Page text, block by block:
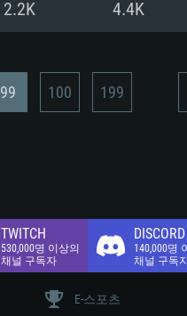
2.2K 4.4K
99 100 199
TWITCH
530,000명 이상의
채널 구독자
DISCORD
140,000명
채널 구독
E-스포츠